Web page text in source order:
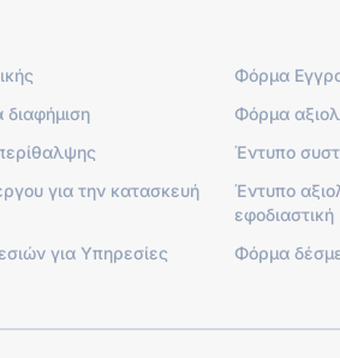
Φόρμα
Φόρμα
Έντυπο
για την κατασκευή
Έντυπο
εφοδιαστική
για Υπηρεσίες
Φόρμα